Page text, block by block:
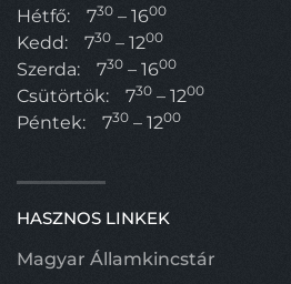
Hétfő: 730 – 1600
Kedd: 730 – 1200
Szerda: 730 – 1600
Csütörtök: 730 – 1200
Péntek: 730 – 1200
HASZNOS LINKEK
Magyar Államkincstár